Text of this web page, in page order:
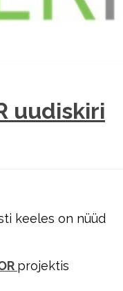
uudiskiri
keeles on nüüd
projektis